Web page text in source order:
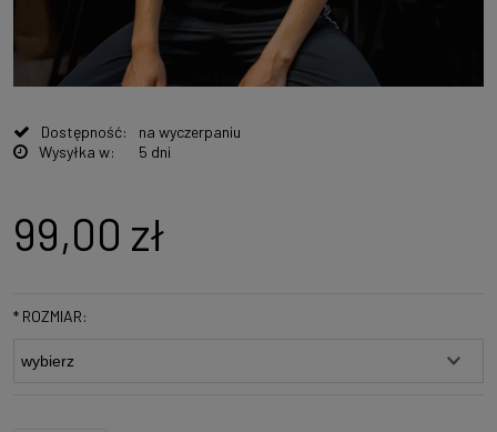
Dostępność:
na wyczerpaniu
Wysyłka w:
5 dni
99,00 zł
* ROZMIAR: